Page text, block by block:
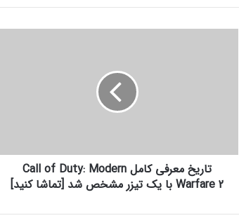
اینفوگرافیک: در سال ۲۰۲۵ منتظر این
رفع فیلتر گوگل پلی به حل مشکلات سازندگان
بازی‌ها کمک خواهد کرد؟
جذب سرمایه ۱۰ میلیون دلاری توسط شرکت
بازی‌سازی ترکیه‌ای از سوئد
ف
م
تاریخ معرفی کامل Call of Duty: Modern
Warfare 2 با یک تیزر مشخص شد [تماشا کنید]